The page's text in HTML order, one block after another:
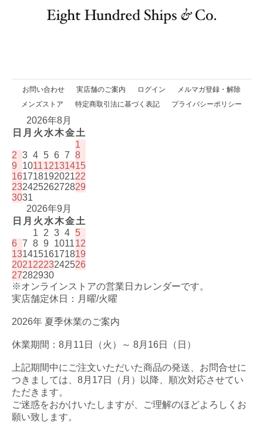
お問い合わせ 実店舗のご案内 ログイン
メルマガ登録・解除
メンズストア
特定商取引法に基づく表記 プライバシーポリシー
2026年8月
日 月 火 水木金土
1
2 3 4 5 6 7 8
9
101112131415
16171819202122
23242526272829
3031
2026年9月
日 月 火 水木金土
1
2 3 4 5
6 7 8 9 101112
13141516171819
20212223242526
27282930
※オンラインストアの営業日カレンダーです。
実店舗定休日：月曜/火曜
2026年 夏季休業のご案内
休業期間：8月11日（火）～ 8月16日（日）
上記期間中にご注文いただいた商品の発送、お問合せに
つきましては、8月17日（月）以降、順次対応させてい
ただきます。
ご迷惑をおかけいたしますが、ご理解のほどよろしくお
願い致します。